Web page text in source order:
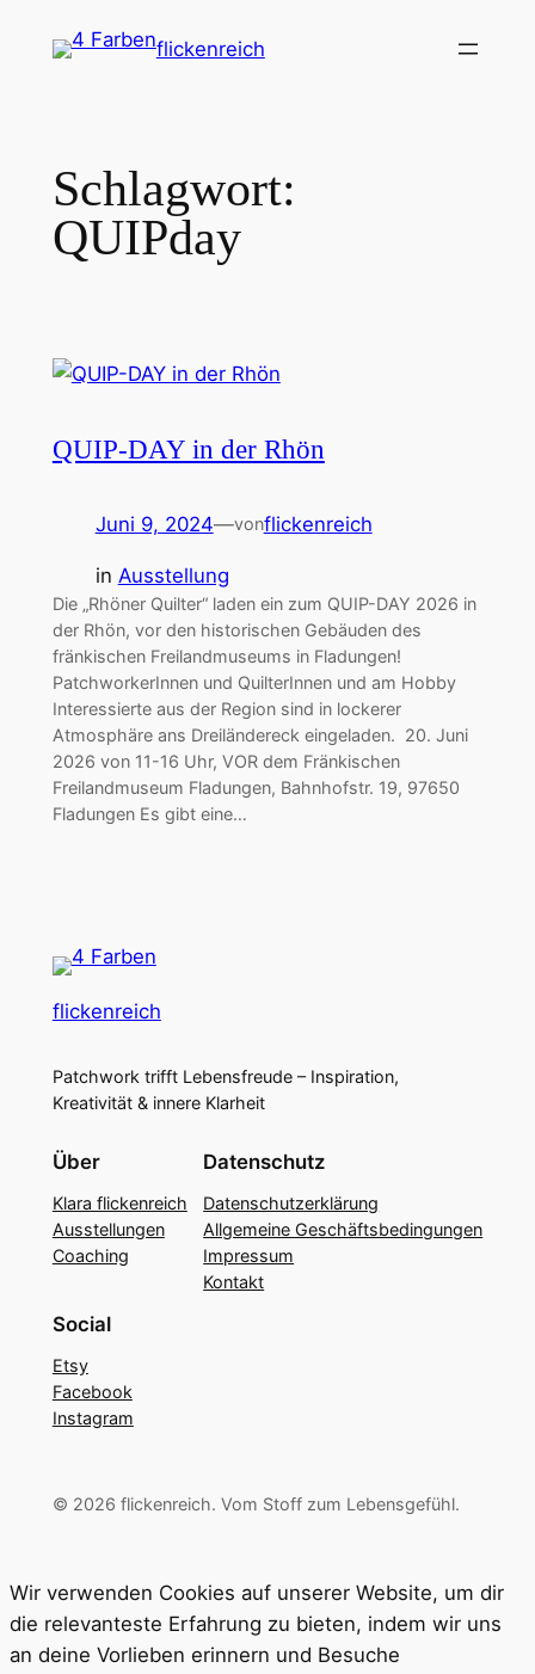
Inhalt
flickenreich
Schlagwort:
QUIPday
QUIP-DAY in der Rhön
Juni 9, 2024—vonflickenreich
in Ausstellung
Die „Rhöner Quilter“ laden ein zum QUIP-DAY 2026 in
der Rhön, vor den historischen Gebäuden des
fränkischen Freilandmuseums in Fladungen!
PatchworkerInnen und QuilterInnen und am Hobby
Interessierte aus der Region sind in lockerer
Atmosphäre ans Dreiländereck eingeladen. 20. Juni
2026 von 11-16 Uhr, VOR dem Fränkischen
Freilandmuseum Fladungen, Bahnhofstr. 19, 97650
Fladungen Es gibt eine…
flickenreich
Patchwork trifft Lebensfreude – Inspiration,
Kreativität & innere Klarheit
Über
Klara flickenreich
Ausstellungen
Coaching
Datenschutz
Datenschutzerklärung
Allgemeine Geschäftsbedingungen
Impressum
Kontakt
Social
Etsy
Facebook
Instagram
© 2026 flickenreich. Vom Stoff zum Lebensgefühl.
Wir verwenden Cookies auf unserer Website, um dir
die relevanteste Erfahrung zu bieten, indem wir uns
an deine Vorlieben erinnern und Besuche